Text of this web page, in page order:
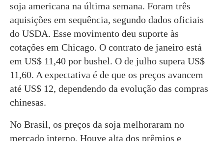
soja americana na última semana. Foram três
aquisições em sequência, segundo dados oficiais
do USDA. Esse movimento deu suporte às
cotações em Chicago. O contrato de janeiro está
em US$ 11,40 por bushel. O de julho supera US$
11,60. A expectativa é de que os preços avancem
até US$ 12, dependendo da evolução das compras
chinesas.
No Brasil, os preços da soja melhoraram no
mercado interno. Houve alta dos prêmios e